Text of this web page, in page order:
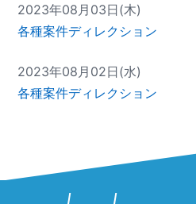
2023年08月03日(木)
各種案件ディレクション
2023年08月02日(水)
各種案件ディレクション